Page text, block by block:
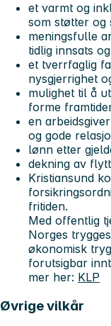
et varmt og
som støtter og
meningsfulle
tidlig innsats
et tverrfaglig
nysgjerrighet
mulighet til å
forme
en
og gode
lønn etter
dekning av
Kristiansund
fritiden.
Med offentlig
Norges
økonomisk
forutsigbar
mer her: KLP
Øvrige vilkår